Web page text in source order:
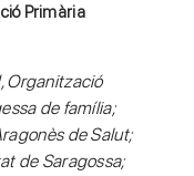
Primària
Organització
de família;
de Salut;
de Saragossa;